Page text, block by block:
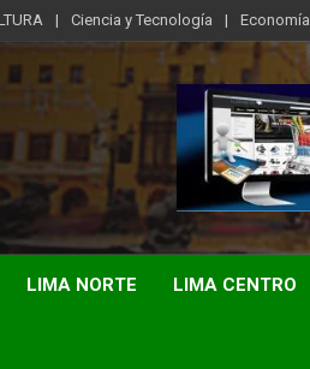
Ciencia y Tecnología Economía
municipal y
descuidar las
LIMA NORTE LIMA CENTRO